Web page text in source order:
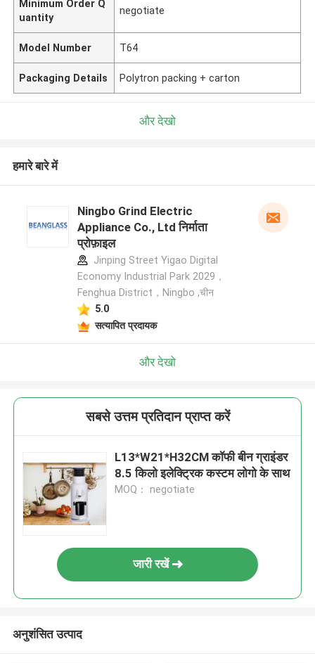
Minimum Order Q
uantity
negotiate
Model Number T64
Packaging Details Polytron packing + carton
और देखो
हमारे बारे में
Ningbo Grind Electric
Appliance Co., Ltd निर्माता
प्रोफ़ाइल
Jinping Street Yigao Digital
Economy Industrial Park 2029，
Fenghua District，Ningbo ,चीन
5.0
सत्यापित प्रदायक
और देखो
सबसे उत्तम प्रतिदान प्राप्त करें
L13*W21*H32CM कॉफी बीन ग्राइंडर
8.5 किलो इलेक्ट्रिक कस्टम लोगो के साथ
MOQ： negotiate
जारी रखें
अनुशंसित उत्पाद